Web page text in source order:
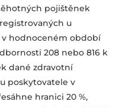
pojištěnek
u
v hodnoceném období
208 nebo 816 k
dané zdravotní
poskytovatele v
hranici 20 %,